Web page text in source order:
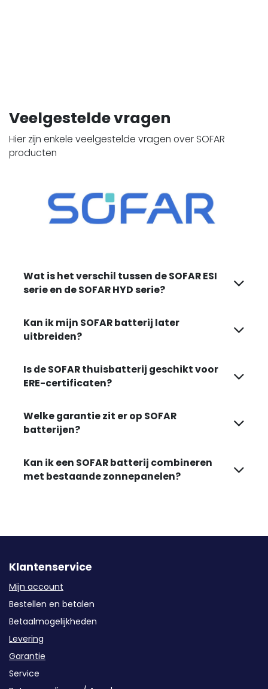
Veelgestelde vragen
Hier zijn enkele veelgestelde vragen over SOFAR
producten
Wat is het verschil tussen de SOFAR ESI
serie en de SOFAR HYD serie?
Kan ik mijn SOFAR batterij later
uitbreiden?
Is de SOFAR thuisbatterij geschikt voor
ERE-certificaten?
Welke garantie zit er op SOFAR
batterijen?
Kan ik een SOFAR batterij combineren
met bestaande zonnepanelen?
Klantenservice
Mijn account
Bestellen en betalen
Betaalmogelijkheden
Levering
Garantie
Service